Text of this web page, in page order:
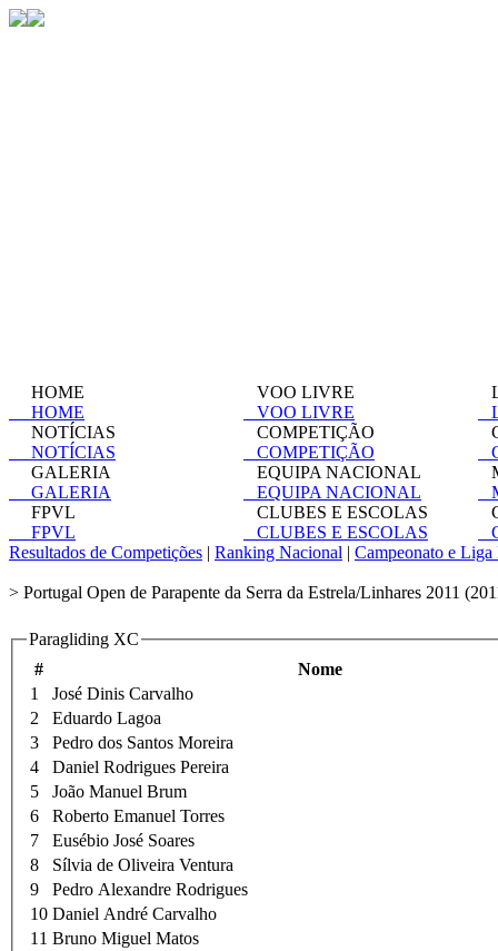
HOME
HOME
NOTÍCIAS
NOTÍCIAS
GALERIA
GALERIA
FPVL
FPVL
VOO LIVRE
VOO LIVRE
COMPETIÇÃO
COMPETIÇÃO
EQUIPA NACIONAL
EQUIPA NACIONAL
CLUBES E ESCOLAS
CLUBES E ESCOLAS
Resultados de Competições | Ranking Nacional | Campeonato e
> Portugal Open de Parapente da Serra da Estrela/Linhares 2011
Paragliding XC
#
Nome
1
José Dinis Carvalho
2
Eduardo Lagoa
3
Pedro dos Santos Moreira
4
Daniel Rodrigues Pereira
5
João Manuel Brum
6
Roberto Emanuel Torres
7
Eusébio José Soares
8
Sílvia de Oliveira Ventura
9
Pedro Alexandre Rodrigues
10 Daniel André Carvalho
11 Bruno Miguel Matos